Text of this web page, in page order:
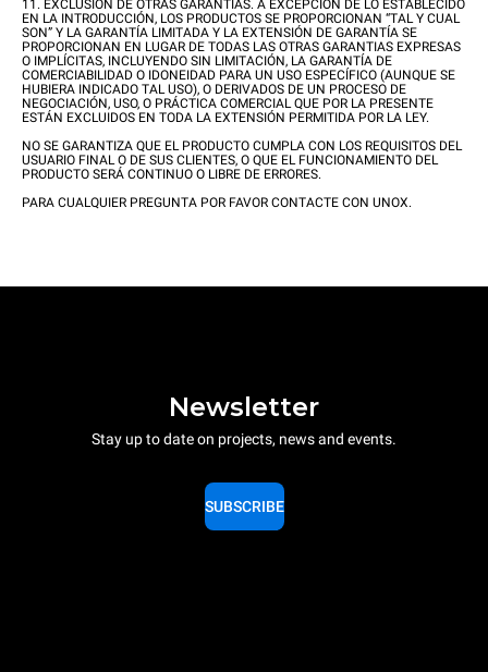
11. EXCLUSIÓN DE OTRAS GARANTÍAS. A EXCEPCIÓN DE LO ESTABLECIDO
EN LA INTRODUCCIÓN, LOS PRODUCTOS SE PROPORCIONAN “TAL Y CUAL
SON” Y LA GARANTÍA LIMITADA Y LA EXTENSIÓN DE GARANTÍA SE
PROPORCIONAN EN LUGAR DE TODAS LAS OTRAS GARANTIAS EXPRESAS
O IMPLÍCITAS, INCLUYENDO SIN LIMITACIÓN, LA GARANTÍA DE
COMERCIABILIDAD O IDONEIDAD PARA UN USO ESPECÍFICO (AUNQUE SE
HUBIERA INDICADO TAL USO), O DERIVADOS DE UN PROCESO DE
NEGOCIACIÓN, USO, O PRÁCTICA COMERCIAL QUE POR LA PRESENTE
ESTÁN EXCLUIDOS EN TODA LA EXTENSIÓN PERMITIDA POR LA LEY.
NO SE GARANTIZA QUE EL PRODUCTO CUMPLA CON LOS REQUISITOS DEL
USUARIO FINAL O DE SUS CLIENTES, O QUE EL FUNCIONAMIENTO DEL
PRODUCTO SERÁ CONTINUO O LIBRE DE ERRORES.
PARA CUALQUIER PREGUNTA POR FAVOR CONTACTE CON UNOX.
Newsletter
Stay up to date on projects, news and events.
SUBSCRIBE